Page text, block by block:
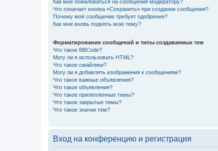
Как мне пожаловаться на сообщения модератору?
Что означает кнопка «Сохранить» при создании сообщения?
Почему моё сообщение требует одобрения?
Как мне вновь поднять мою тему?
Форматирование сообщений и типы создаваемых тем
Что такое BBCode?
Могу ли я использовать HTML?
Что такое смайлики?
Могу ли я добавлять изображения к сообщениям?
Что такое важные объявления?
Что такое объявления?
Что такое прилепленные темы?
Что такое закрытые темы?
Что такое значки тем?
Вход на конференцию и регистрация